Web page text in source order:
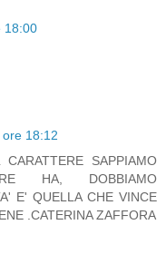
18:00
18:12
SAPPIAMO
HA, DOBBIAMO
E' QUELLA CHE VINCE
.CATERINA ZAFFORA